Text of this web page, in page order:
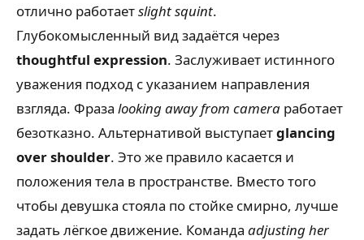
отлично работаетslight squint.
Глубокомысленный вид задаётся через
thoughtful expression. Заслуживает истинного
уважения подход с указанием направления
взгляда. Фраза looking away from camera работает
безотказно. Альтернативой выступаетglancing
over shoulder. Это же правило касается и
положения тела в пространстве. Вместо того
чтобы девушка стояла по стойке смирно, лучше
задать лёгкое движение. Команда adjusting her